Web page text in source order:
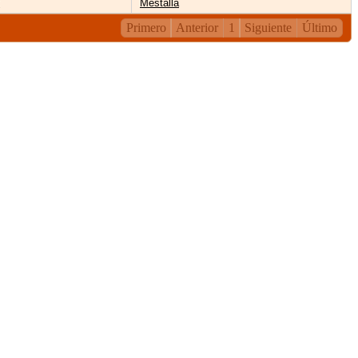
Mestalla
Primero Anterior 1 Siguiente Último